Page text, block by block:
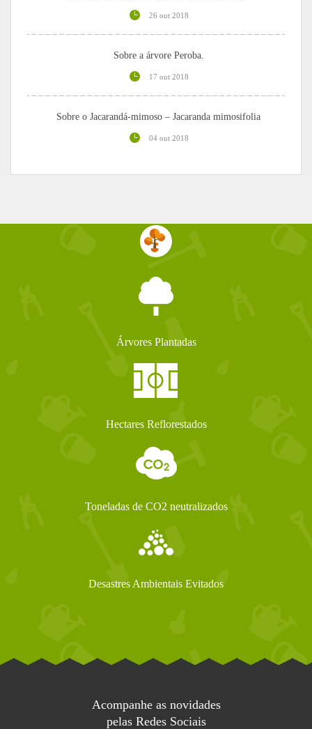
26 out 2018
Sobre a árvore Peroba.
17 out 2018
Sobre o Jacarandá-mimoso – Jacaranda mimosifolia
04 out 2018
Árvores Plantadas
Hectares Reflorestados
Toneladas de CO2 neutralizados
Desastres Ambientais Evitados
Acompanhe as novidades
pelas Redes Sociais